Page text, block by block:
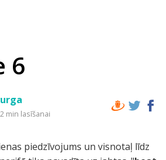
6
2 min lasīšanai
piedzīvojums un visnotaļ līdz